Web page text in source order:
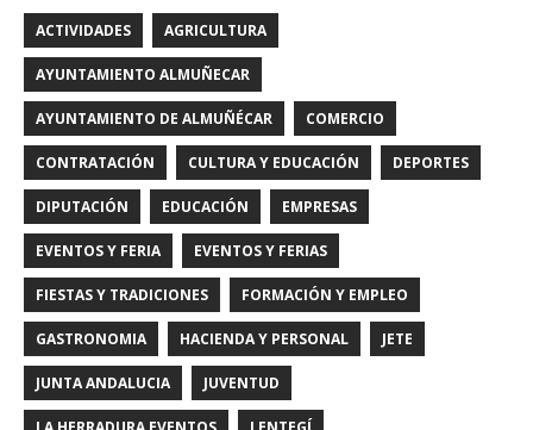
ACTIVIDADES AGRICULTURA
AYUNTAMIENTO ALMUÑECAR
AYUNTAMIENTO DE ALMUÑÉCAR COMERCIO
CONTRATACIÓN CULTURA Y EDUCACIÓN DEPORTES
DIPUTACIÓN EDUCACIÓN EMPRESAS
EVENTOS Y FERIA EVENTOS Y FERIAS
FIESTAS Y TRADICIONES FORMACIÓN Y EMPLEO
GASTRONOMIA HACIENDA Y PERSONAL JETE
JUNTA ANDALUCIA JUVENTUD